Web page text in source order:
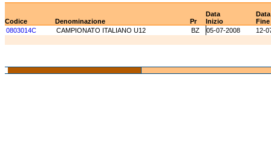
Data
Data
Codice
Denominazione Pr Inizio
Fine
0803014C
CAMPIONATO ITALIANO U12 BZ 05-07-2008 12-